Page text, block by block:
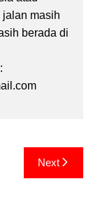
jalan masih
berada di
Next